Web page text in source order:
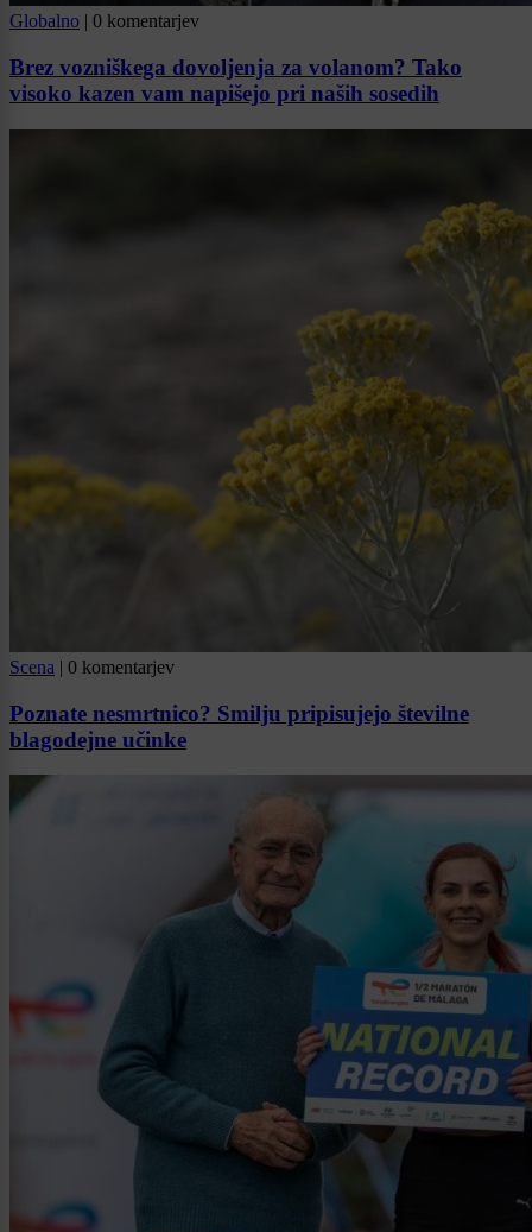
Globalno | 0 komentarjev
Brez vozniškega dovoljenja za volanom? Tako
visoko kazen vam napišejo pri naših sosedih
Scena | 0 komentarjev
Poznate nesmrtnico? Smilju pripisujejo številne
blagodejne učinke